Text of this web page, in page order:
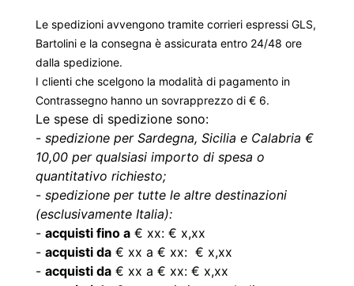
Le spedizioni avvengono tramite corrieri espressi GLS,
Bartolini e la consegna è assicurata entro 24/48 ore
dalla spedizione.
I clienti che scelgono la modalità di pagamento in
Contrassegno hanno un sovrapprezzo di € 6.
Le spese di spedizione sono:
- spedizione per Sardegna, Sicilia e Calabria €
10,00 per qualsiasi importo di spesa o
quantitativo richiesto;
- spedizione per tutte le altre destinazioni
(esclusivamente Italia):
- acquisti fino a € xx: € x,xx
- acquisti da € xx a € xx: € x,xx
- acquisti da € xx a € xx: € x,xx